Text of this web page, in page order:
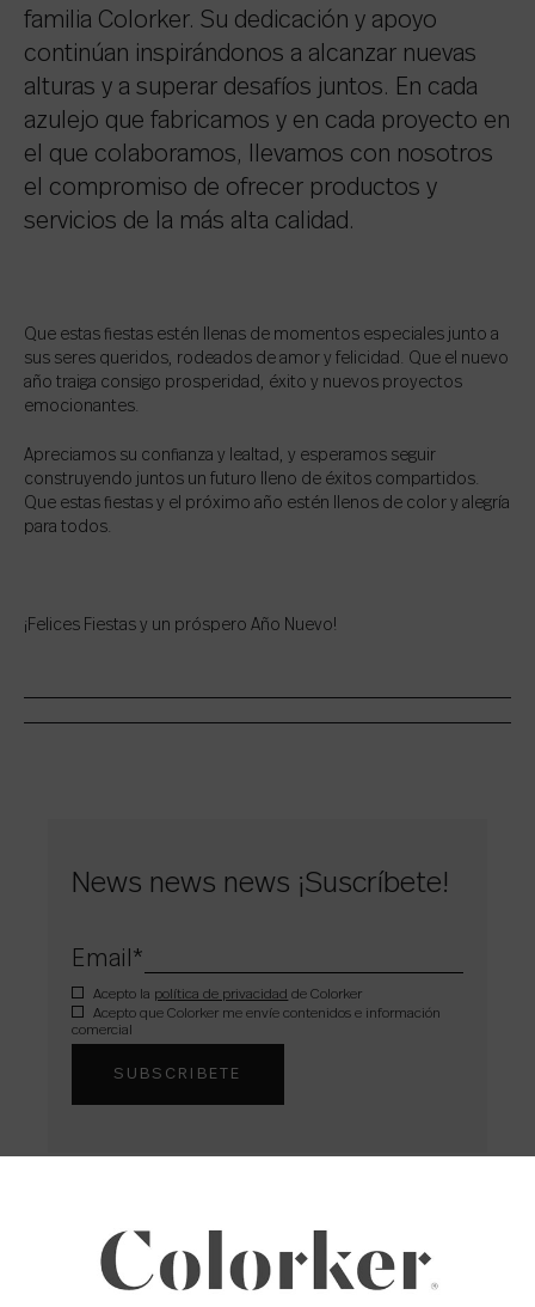
familia Colorker. Su dedicación y apoyo
continúan inspirándonos a alcanzar nuevas
alturas y a superar desafíos juntos. En cada
azulejo que fabricamos y en cada proyecto en
el que colaboramos, llevamos con nosotros
el compromiso de ofrecer productos y
servicios de la más alta calidad.
Que estas fiestas estén llenas de momentos especiales junto a
sus seres queridos, rodeados de amor y felicidad. Que el nuevo
año traiga consigo prosperidad, éxito y nuevos proyectos
emocionantes.
Apreciamos su confianza y lealtad, y esperamos seguir
construyendo juntos un futuro lleno de éxitos compartidos.
Que estas fiestas y el próximo año estén llenos de color y alegría
para todos.
¡Felices Fiestas y un próspero Año Nuevo!
News news news ¡Suscríbete!
Email *
Acepto la política de privacidad de Colorker
Acepto que Colorker me envíe contenidos e información
comercial
NOTICIAS RELACIONADAS